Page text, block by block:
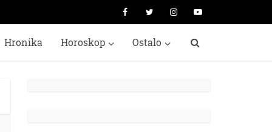
Hronika Horoskop Ostalo